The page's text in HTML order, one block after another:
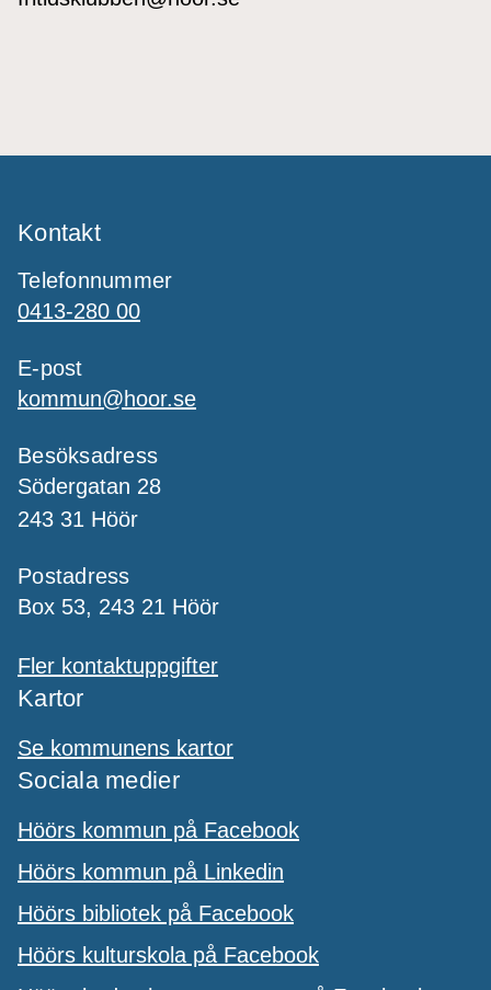
Kontakt
Telefonnummer
0413-280 00
E-post
kommun@hoor.se
Besöksadress
Södergatan 28
243 31 Höör
Postadress
Box 53, 243 21 Höör
Fler kontaktuppgifter
Kartor
Se kommunens kartor
Sociala medier
Höörs kommun på Facebook
Höörs kommun på Linkedin
Höörs bibliotek på Facebook
Höörs kulturskola på Facebook